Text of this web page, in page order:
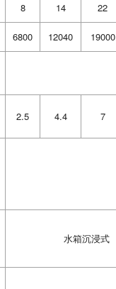
8 14 22
6800 12040 19000
2.5 4.4 7
水箱沉浸式